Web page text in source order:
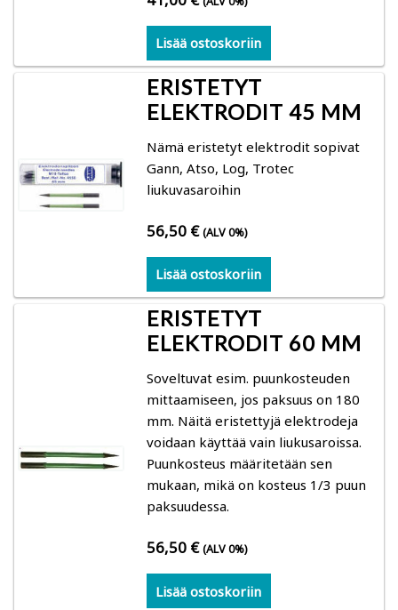
Logca Atso: LOG Moisture
Merlin: kosteudenmittarit ikkuna- ja ovitehtaille,
huonekalutehtaille, höyläämöille
Schaller: kosteudenmittarit ikkuna- ja
ovitehtaille
Lauber: Lämpötilan, ilmankosteuden ja puun
Trotec: kosteudenmittarit sahalle, höyläämölle,
liimapuurakenteille, ikkuna- ja ovitehtaille
Mittareiden mittapäät ja tarvikkeet
Gann-tarvikkeet
Logca Atso -tarvikkeet
Trotec-tarvikkeet
Schaller-tarvikkeet
Lisää ostoskoriin
ERISTETYT
ELEKTRODIT 45 MM
Nämä eristetyt elektrodit sopivat
Gann, Atso, Log, Trotec
liukuvasaroihin
56,50 € (ALV 0%)
Lisää ostoskoriin
ERISTETYT
ELEKTRODIT 60 MM
Soveltuvat esim. puunkosteuden
mittaamiseen, jos paksuus on 180
mm. Näitä eristettyjä elektrodeja
voidaan käyttää vain liukusaroissa.
Puunkosteus määritetään sen
mukaan, mikä on kosteus 1/3 puun
paksuudessa.
56,50 € (ALV 0%)
Lisää ostoskoriin